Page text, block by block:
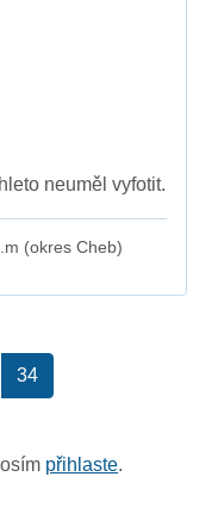
neuměl vyfotit.
(okres Cheb)
34
přihlaste.